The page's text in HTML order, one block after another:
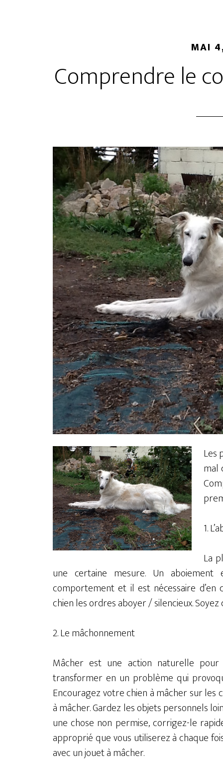
MAI
Comprendre le
Les
mal
1.
La
une certaine mesure. Un
comportement et il est nécessaire d’en
chien les ordres aboyer / silencieux.
2. Le mâchonnement
Mâcher est une action naturelle
transformer en un problème qui
Encouragez votre chien à mâcher sur les
à mâcher. Gardez les objets personnels
une chose non permise, corrigez-le
approprié que vous utiliserez à chaque
avec un jouet à mâcher.